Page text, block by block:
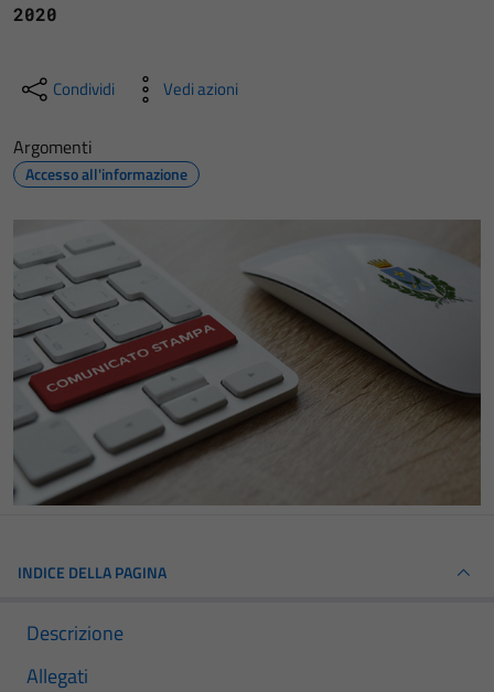
2020
Condividi Vedi azioni
Argomenti
Accesso all'informazione
INDICE DELLA PAGINA
Descrizione
Allegati